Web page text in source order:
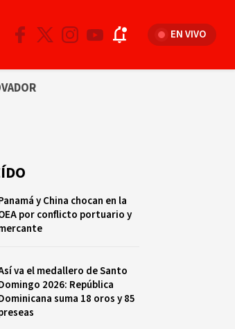
EN VIVO
y China chocan en la
por conflicto portuario y
va el medallero de Santo
2026: República
suma 18 oros y 85